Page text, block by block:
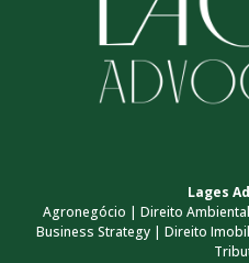
Lages
Agronegócio | Direito
Business Strategy | Direito